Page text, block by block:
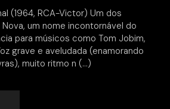
(1964, RCA-Victor) Um dos
um nome incontornável do
para músicos como Tom Jobim,
grave e aveludada (enamorando
muito ritmo n